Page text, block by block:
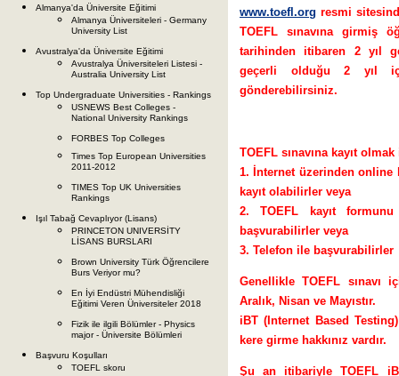
Almanya'da Üniversite Eğitimi
Almanya Üniversiteleri - Germany
University List
Avustralya'da Üniversite Eğitimi
Avustralya Üniversiteleri Listesi -
Australia University List
Top Undergraduate Universities - Rankings
USNEWS Best Colleges -
National University Rankings
FORBES Top Colleges
Times Top European Universities
2011-2012
TIMES Top UK Universities
Rankings
Işıl Tabağ Cevaplıyor (Lisans)
PRINCETON UNIVERSİTY
LİSANS BURSLARI
Brown University Türk Öğrencilere
Burs Veriyor mu?
En İyi Endüstri Mühendisliği
Eğitimi Veren Üniversiteler 2018
Fizik ile ilgili Bölümler - Physics
major - Üniversite Bölümleri
Başvuru Koşulları
TOEFL skoru
www.toefl.org resmi
TOEFL sınavına girmiş
tarihinden itibaren 2 yıl
geçerli olduğu 2 yıl
gönderebilirsiniz.
TOEFL sınavına kayıt
1. İnternet üzerinden online
kayıt olabilirler veya
2. TOEFL kayıt
başvurabilirler veya
3. Telefon ile başvurabilirler
Genellikle TOEFL sınavı
Aralık, Nisan ve Mayıstır.
iBT (Internet Based
kere girme hakkınız vardır.
Şu an itibariyle TOEFL